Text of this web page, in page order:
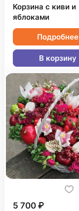
Корзина с киви и
яблоками
Подробнее
В корзину
5 700 ₽